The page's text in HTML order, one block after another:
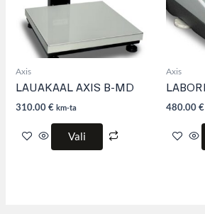
Axis
LAUAKAAL AXIS B-MD
310.00€ km-ta
Vali
be
chosen
on
the
page
Axis
480.00€